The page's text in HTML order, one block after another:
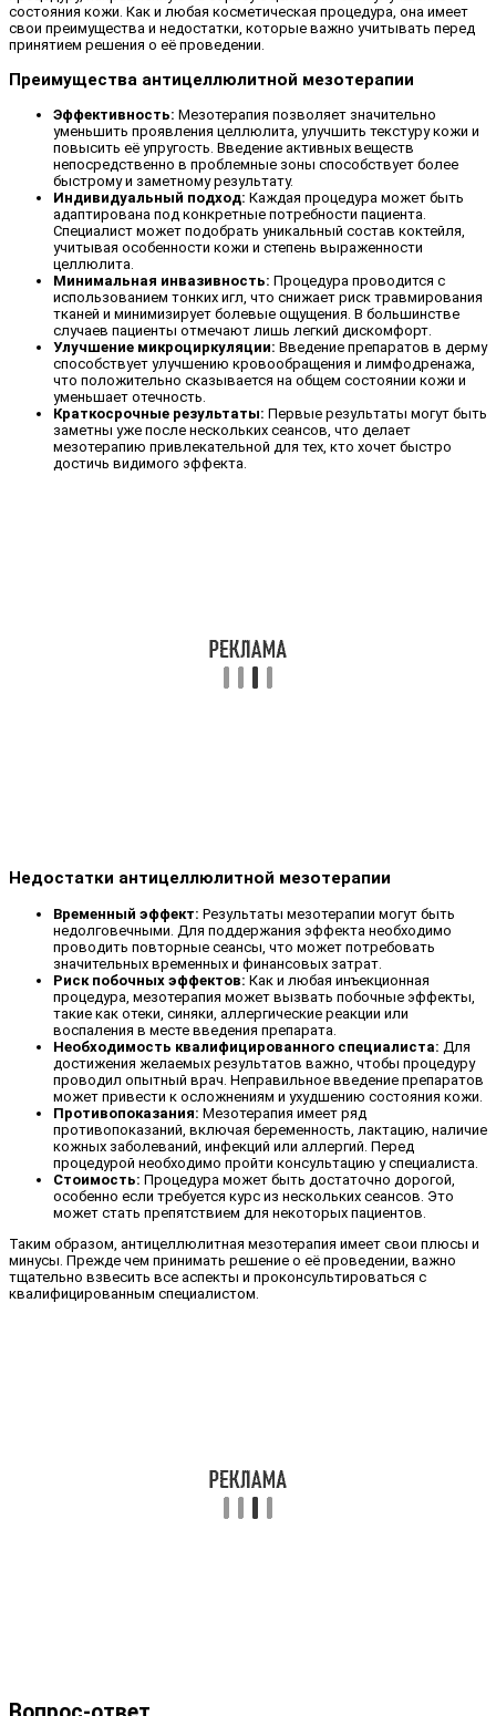
состояния кожи. Как и любая косметическая процедура, она имеет
свои преимущества и недостатки, которые важно учитывать перед
принятием решения о её проведении.
Преимущества антицеллюлитной мезотерапии
Эффективность: Мезотерапия позволяет значительно
уменьшить проявления целлюлита, улучшить текстуру кожи и
повысить её упругость. Введение активных веществ
непосредственно в проблемные зоны способствует более
быстрому и заметному результату.
Индивидуальный подход: Каждая процедура может быть
адаптирована под конкретные потребности пациента.
Специалист может подобрать уникальный состав коктейля,
учитывая особенности кожи и степень выраженности
целлюлита.
Минимальная инвазивность: Процедура проводится с
использованием тонких игл, что снижает риск травмирования
тканей и минимизирует болевые ощущения. В большинстве
случаев пациенты отмечают лишь легкий дискомфорт.
Улучшение микроциркуляции: Введение препаратов в дерму
способствует улучшению кровообращения и лимфодренажа,
что положительно сказывается на общем состоянии кожи и
уменьшает отечность.
Краткосрочные результаты: Первые результаты могут быть
заметны уже после нескольких сеансов, что делает
мезотерапию привлекательной для тех, кто хочет быстро
достичь видимого эффекта.
Недостатки антицеллюлитной мезотерапии
Временный эффект: Результаты мезотерапии могут быть
недолговечными. Для поддержания эффекта необходимо
проводить повторные сеансы, что может потребовать
значительных временных и финансовых затрат.
Риск побочных эффектов: Как и любая инъекционная
процедура, мезотерапия может вызвать побочные эффекты,
такие как отеки, синяки, аллергические реакции или
воспаления в месте введения препарата.
Необходимость квалифицированного специалиста: Для
достижения желаемых результатов важно, чтобы процедуру
проводил опытный врач. Неправильное введение препаратов
может привести к осложнениям и ухудшению состояния кожи.
Противопоказания: Мезотерапия имеет ряд
противопоказаний, включая беременность, лактацию, наличие
кожных заболеваний, инфекций или аллергий. Перед
процедурой необходимо пройти консультацию у специалиста.
Стоимость: Процедура может быть достаточно дорогой,
особенно если требуется курс из нескольких сеансов. Это
может стать препятствием для некоторых пациентов.
Таким образом, антицеллюлитная мезотерапия имеет свои плюсы и
минусы. Прежде чем принимать решение о её проведении, важно
тщательно взвесить все аспекты и проконсультироваться с
квалифицированным специалистом.